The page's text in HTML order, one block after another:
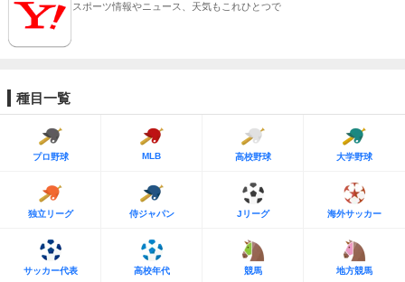
スポーツ情報やニュース、天気もこれひとつで
種目一覧
プロ野球 MLB 高校野球 大学野球
独立リーグ 侍ジャパン Jリーグ 海外サッカー
サッカー代表 高校年代 競馬 地方競馬